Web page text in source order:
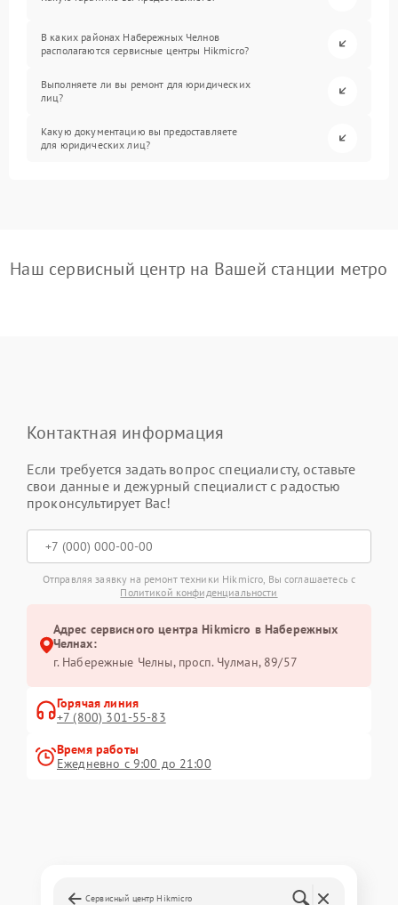
В каких районах Набережных Челнов
располагаются сервисные центры Hikmicro?
Выполняете ли вы ремонт для юридических
лиц?
Какую документацию вы предоставляете
для юридических лиц?
Наш сервисный центр на Вашей станции метро
Контактная информация
Если требуется задать вопрос специалисту, оставьте
свои данные и дежурный специалист с радостью
проконсультирует Вас!
Отправляя заявку на ремонт техники Hikmicro, Вы соглашаетесь с
Политикой конфиденциальности
Адрес сервисного центра Hikmicro в Набережных
Челнах:
г. Набережные Челны, просп. Чулман, 89/57
Горячая линия
+7 (800) 301-55-83
Время работы
Ежедневно с 9:00 до 21:00
Сервисный центр Hikmicro